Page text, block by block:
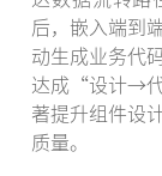
后，嵌入端到
动生成业务代
达成“设计→
著提升组件设
质量。